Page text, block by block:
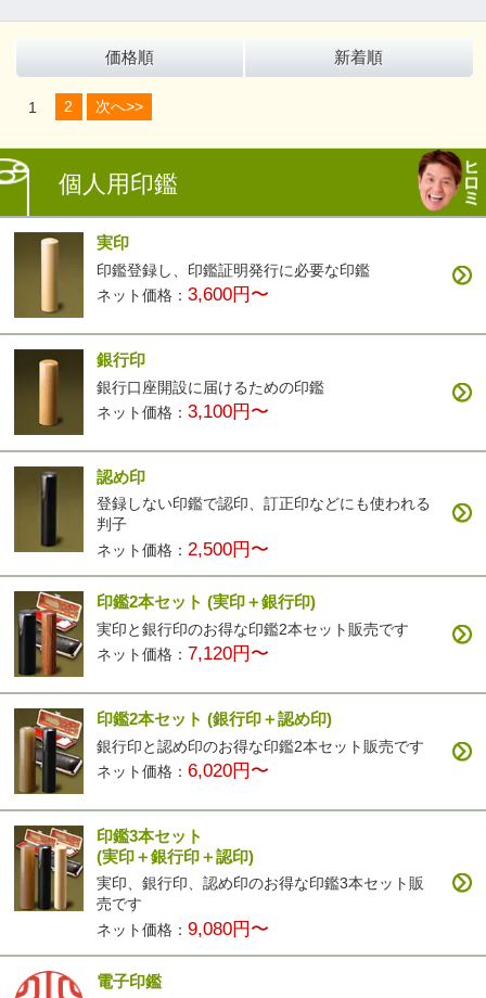
価格順 新着順
1 2 次へ>>
個人用印鑑
実印
印鑑登録し、印鑑証明発行に必要な印鑑
ネット価格：3,600円〜
銀行印
銀行口座開設に届けるための印鑑
ネット価格：3,100円〜
認め印
登録しない印鑑で認印、訂正印などにも使われる
判子
ネット価格： 2,500円〜
印鑑2本セット(実印＋銀行印)
実印と銀行印のお得な印鑑2本セット販売です
ネット価格： 7,120円〜
印鑑2本セット(銀行印＋認め印)
銀行印と認め印のお得な印鑑2本セット販売です
ネット価格：6,020円〜
印鑑3本セット
(実印＋銀行印＋認印)
実印、銀行印、認め印のお得な印鑑3本セット販
売です
ネット価格：9,080円〜
電子印鑑